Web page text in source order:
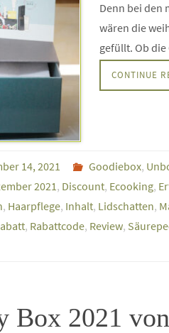
Denn bei den
wären die
gefüllt. Ob
CONTINUE
14, 2021 Goodiebox,
2021 , Discount, Ecooking,
, Haarpflege, Inhalt, Lidschatten,
, Rabattcode, Review,
Box 2021